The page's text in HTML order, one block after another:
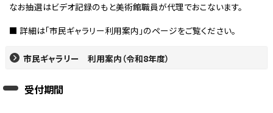
なお抽選はビデオ記録のもと美術館職員が代理でおこないます。
■ 詳細は「市民ギャラリー利用案内」のページをご覧ください。
市民ギャラリー 利用案内（令和8年度）
受付期間